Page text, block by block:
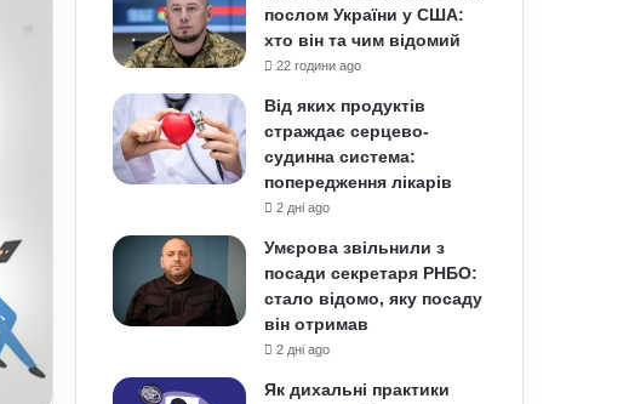
послом України у США:
хто він та чим відомий
22 години ago
Від яких продуктів
страждає серцево-
судинна система:
попередження лікарів
2 дні ago
Умєрова звільнили з
посади секретаря РНБО:
стало відомо, яку посаду
він отримав
2 дні ago
Як дихальні практики